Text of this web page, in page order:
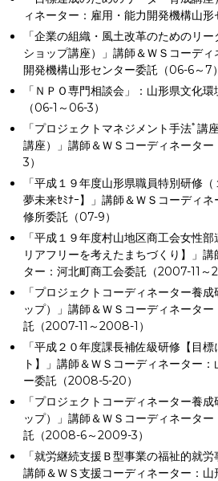
ィネーター：雇用・能力開発機構山形
「企業の組織・風土改革のためのリ
ショップ講座）」講師＆ＷＳコーデ
開発機構山形センター委託（06-6～7）
「ＮＰＯ専門相談会」：山形県文化
（06-1～06-3）
「プロジェクトマネジメント手法ﾟ講
講座）」講師＆ＷＳコーディネーター
3）
「平成１９年度山形県職員特別研修
夢未来ｾﾐﾅｰ】」講師＆ＷＳコーディ
修所委託（07-9）
「平成１９年度村山地区商工会女性
リアフリーを考えたまちづくり】」
ター：河北町商工会委託（2007-11～
「プロジェクトコーディネーター養
ップ）」講師＆ＷＳコーディネータ
託（2007-11～2008-1）
「平成２０年度課長補佐級研修【目
ト】」講師＆ＷＳコーディネーター
ー委託（2008-5-20）
「プロジェクトコーディネーター養
ップ）」講師＆ＷＳコーディネータ
託（2008-6～2009-3）
「就労継続支援Ｂ型事業の福祉的就労
講師＆ＷＳ支援コーディネーター：